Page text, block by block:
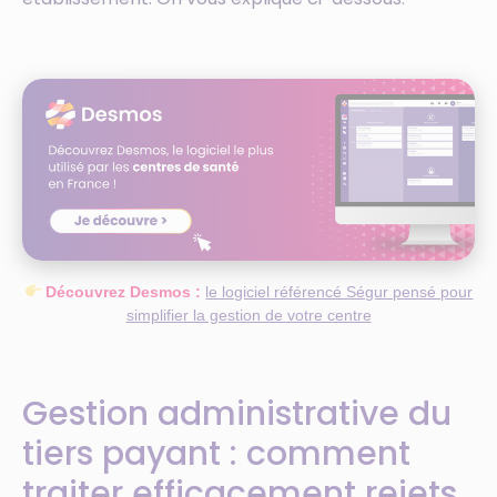
Découvrez Desmos : le logiciel référencé Ségur pensé pour
simplifier la gestion de votre centre
Gestion administrative du
tiers payant : comment